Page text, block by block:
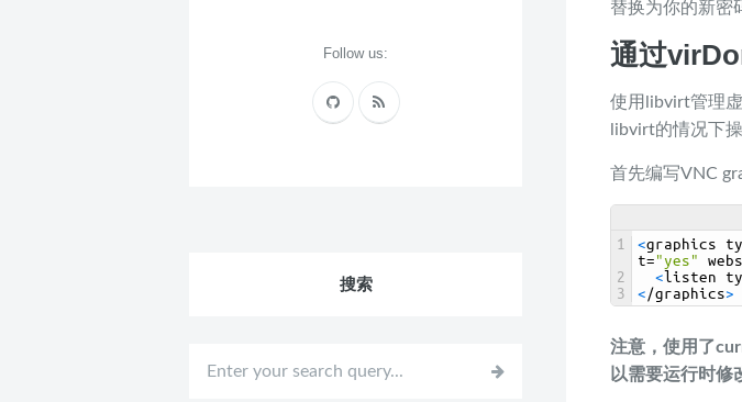
替换为你的新密
通过
使用libvirt管理
libvirt的情况下
首先编写VNC
1
2
3
<graphics
t= "yes"
<listen
< /graphics>
注意，使用了
以需要运行时修
Follow us:
搜索